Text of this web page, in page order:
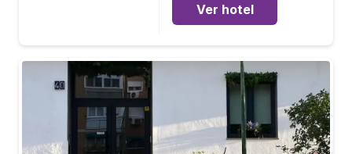
Ver hotel